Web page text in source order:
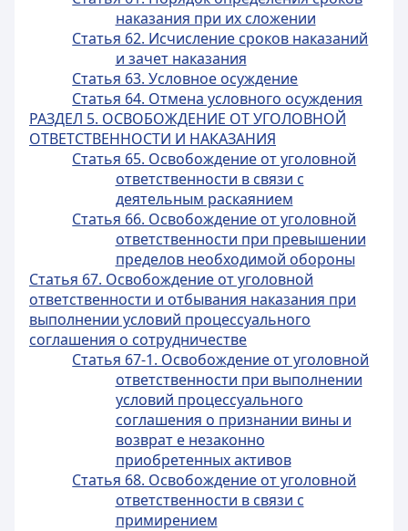
наказания при их сложении
Статья 62. Исчисление сроков наказаний
и зачет наказания
Статья 63. Условное осуждение
Статья 64. Отмена условного осуждения
РАЗДЕЛ 5. ОСВОБОЖДЕНИЕ ОТ УГОЛОВНОЙ
ОТВЕТСТВЕННОСТИ И НАКАЗАНИЯ
Статья 65. Освобождение от уголовной
ответственности в связи с
деятельным раскаянием
Статья 66. Освобождение от уголовной
ответственности при превышении
пределов необходимой обороны
Статья 67. Освобождение от уголовной
ответственности и отбывания наказания при
выполнении условий процессуального
соглашения о сотрудничестве
Статья 67-1. Освобождение от уголовной
ответственности при выполнении
условий процессуального
соглашения о признании вины и
возврат е незаконно
приобретенных активов
Статья 68. Освобождение от уголовной
ответственности в связи с
примирением